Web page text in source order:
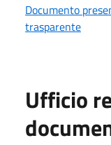
Documento
trasparente
Ufficio